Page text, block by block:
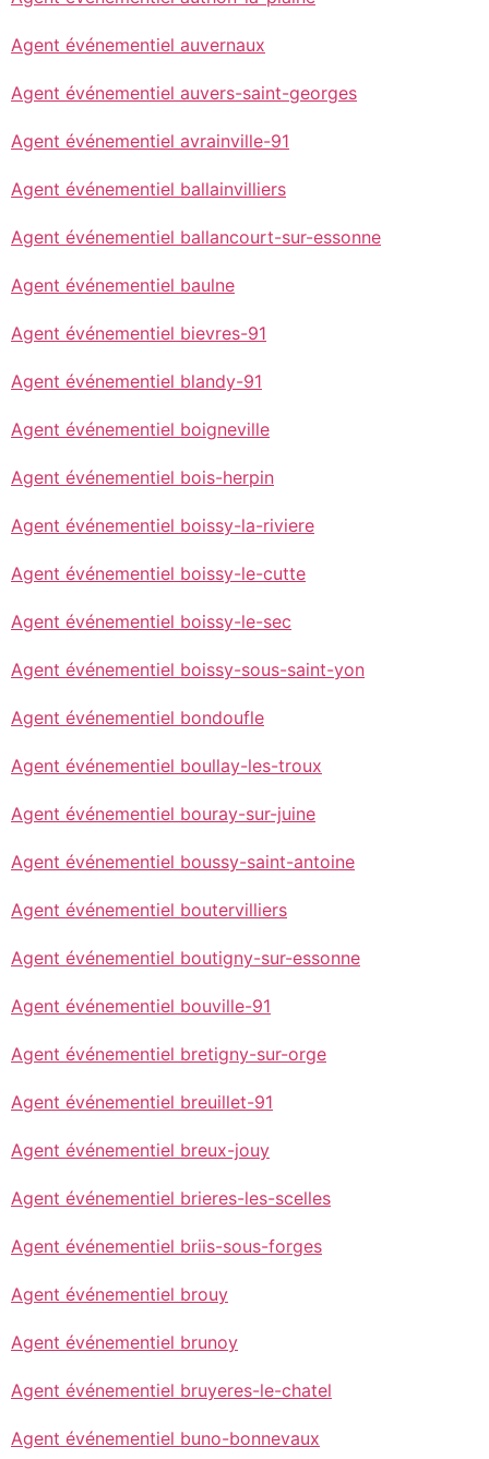
Agent événementiel auvernaux
Agent événementiel auvers-saint-georges
Agent événementiel avrainville-91
Agent événementiel ballainvilliers
Agent événementiel ballancourt-sur-essonne
Agent événementiel baulne
Agent événementiel bievres-91
Agent événementiel blandy-91
Agent événementiel boigneville
Agent événementiel bois-herpin
Agent événementiel boissy-la-riviere
Agent événementiel boissy-le-cutte
Agent événementiel boissy-le-sec
Agent événementiel boissy-sous-saint-yon
Agent événementiel bondoufle
Agent événementiel boullay-les-troux
Agent événementiel bouray-sur-juine
Agent événementiel boussy-saint-antoine
Agent événementiel boutervilliers
Agent événementiel boutigny-sur-essonne
Agent événementiel bouville-91
Agent événementiel bretigny-sur-orge
Agent événementiel breuillet-91
Agent événementiel breux-jouy
Agent événementiel brieres-les-scelles
Agent événementiel briis-sous-forges
Agent événementiel brouy
Agent événementiel brunoy
Agent événementiel bruyeres-le-chatel
Agent événementiel buno-bonnevaux